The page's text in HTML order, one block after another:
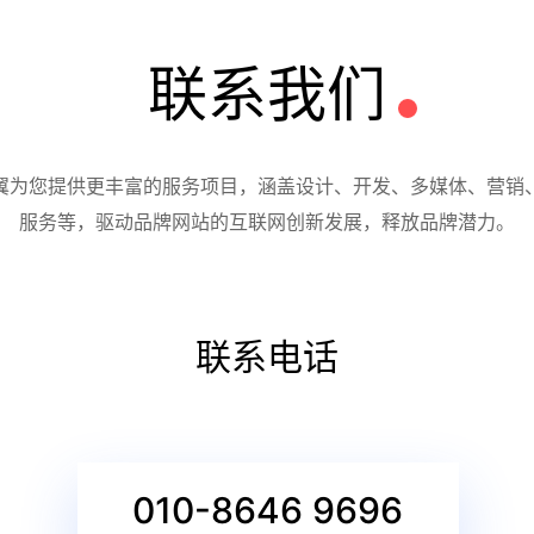
联系我们
为您提供更丰富的服务项目，涵盖设计、开发、多媒体、营销
服务等，驱动品牌网站的互联网创新发展，释放品牌潜力。
联系电话
010-8646 9696